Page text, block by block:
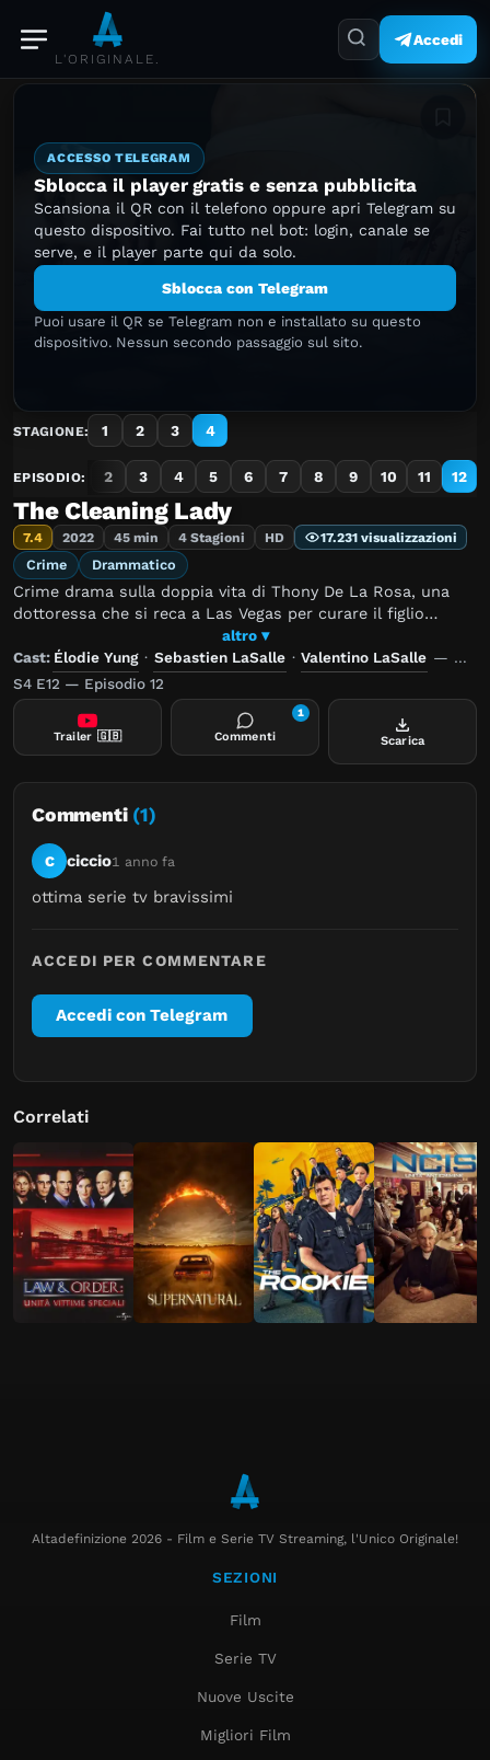
L'ORIGINALE.
Accedi
ACCESSO TELEGRAM
Sblocca il player gratis e senza pubblicita
Scansiona il QR con il telefono oppure apri Telegram su
questo dispositivo. Fai tutto nel bot: login, canale se
serve, e il player parte qui da solo.
Sblocca con Telegram
Puoi usare il QR se Telegram non e installato su questo
dispositivo. Nessun secondo passaggio sul sito.
STAGIONE: 1 2 3 4
EPISODIO:
1 2 3 4 5 6 7 8 9 10 11 12
The Cleaning Lady
7.4 2022 45 min 4 Stagioni HD 17.231 visualizzazioni
Crime Drammatico
Crime drama sulla doppia vita di Thony De La Rosa, una
dottoressa che si reca a Las Vegas per curare il figlio
gravemente malato, e che finisce per lavorare come "donna
delle pulizie", per gli scomodi omicidi di un organizzazione
criminale. Dovrà sopravvivere in un mondo molto
pericoloso, tra agenti dell'FBI in cerca della verità, l'amore
per il figlio e un lavoro molto "sporco".
altro ▾
Cast: Élodie Yung· Sebastien LaSalle · Valentino LaSalle —
S4 E12 — Episodio 12
Trailer 🇬🇧 Commenti
1
Scarica
Commenti (1)
C ciccio1 anno fa
ottima serie tv bravissimi
ACCEDI PER COMMENTARE
Accedi con Telegram
Correlati
Altadefinizione 2026 - Film e Serie TV Streaming, l'Unico Originale!
SEZIONI
Film
Serie TV
Nuove Uscite
Migliori Film